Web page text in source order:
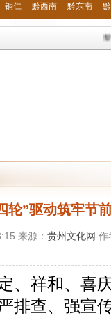
铜仁 黔西南 黔东南
黎
轮”驱动筑牢节
来源： 贵州文化网 作
祥和、喜
排查、强宣